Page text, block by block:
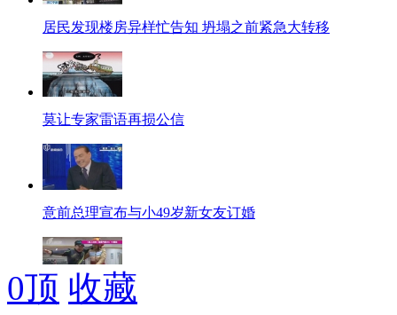
居民发现楼房异样忙告知 坍塌之前紧急大转移
莫让专家雷语再损公信
意前总理宣布与小49岁新女友订婚
男子1.49米被称迷你版"帕瓦罗蒂"
0顶 收藏